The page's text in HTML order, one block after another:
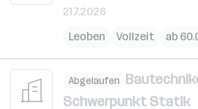
21.7.2026
Leoben
Vollzeit ab
Abgelaufen
Schwerpunkt Statik